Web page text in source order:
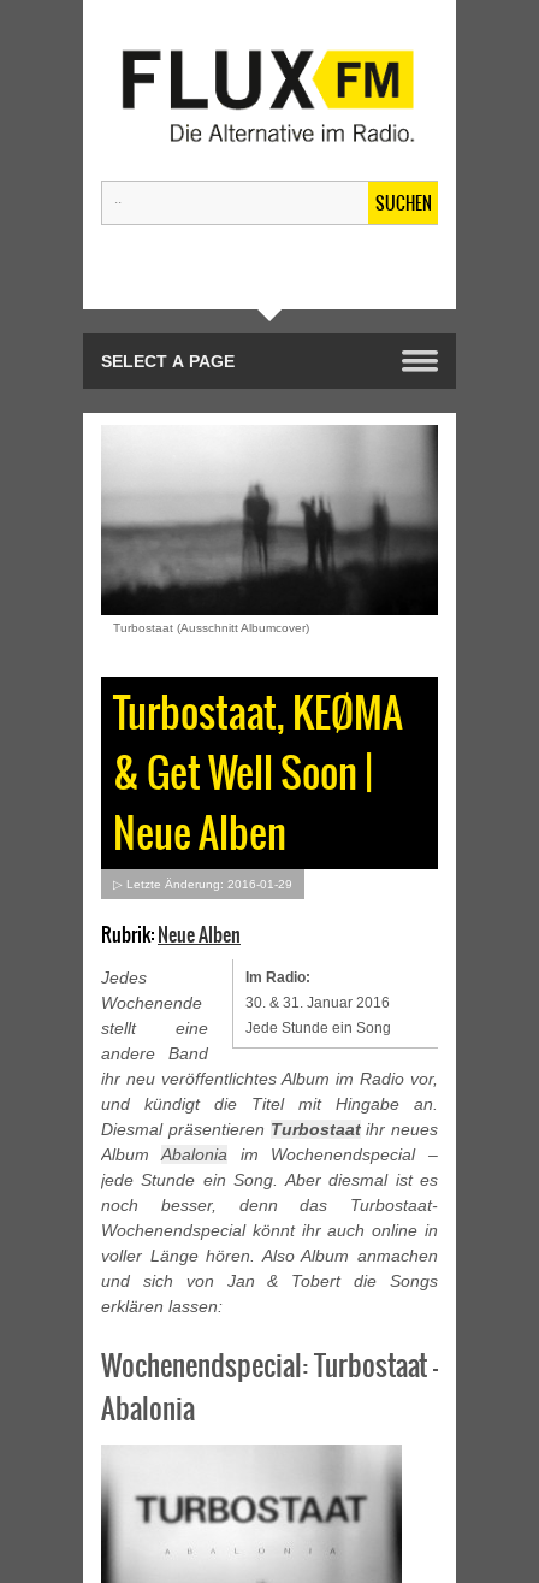
SUCHEN
Turbostaat (Ausschnitt Albumcover)
Turbostaat, KEØMA
& Get Well Soon |
Neue Alben
▷ Letzte Änderung: 2016-01-29
Rubrik:Neue Alben
Im Radio:
30. & 31. Januar 2016
Jede Stunde ein Song
Jedes
Wochenende
stellt eine
andere Band
ihr neu veröffentlichtes Album im Radio vor,
und kündigt die Titel mit Hingabe an.
Diesmal präsentieren Turbostaatihr neues
AlbumAbaloniaim Wochenendspecial –
jede Stunde ein Song. Aber diesmal ist es
noch besser, denn das Turbostaat-
Wochenendspecial könnt ihr auch online in
voller Länge hören. Also Album anmachen
und sich von Jan & Tobert die Songs
erklären lassen:
Wochenendspecial: Turbostaat –
Abalonia